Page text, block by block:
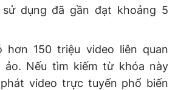
dụng đã gần đạt khoảng 5
hơn 150 triệu video liên quan
ảo. Nếu tìm kiếm từ khóa này
video trực tuyến phổ biến